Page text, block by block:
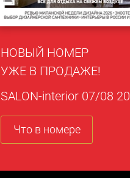
НОВЫЙ НОМЕР
УЖЕ В ПРОДАЖЕ!
SALON-interior 07/08
Что в номере